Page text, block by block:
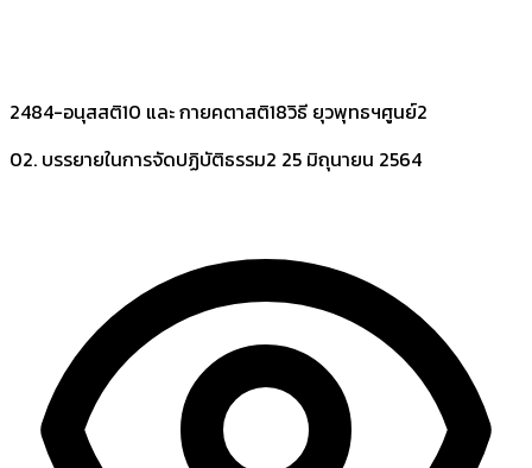
2484-อนุสสติ10 และ กายคตาสติ18วิธี ยุวพุทธฯศูนย์2
02. บรรยายในการจัดปฏิบัติธรรม2 25 มิถุนายน 2564